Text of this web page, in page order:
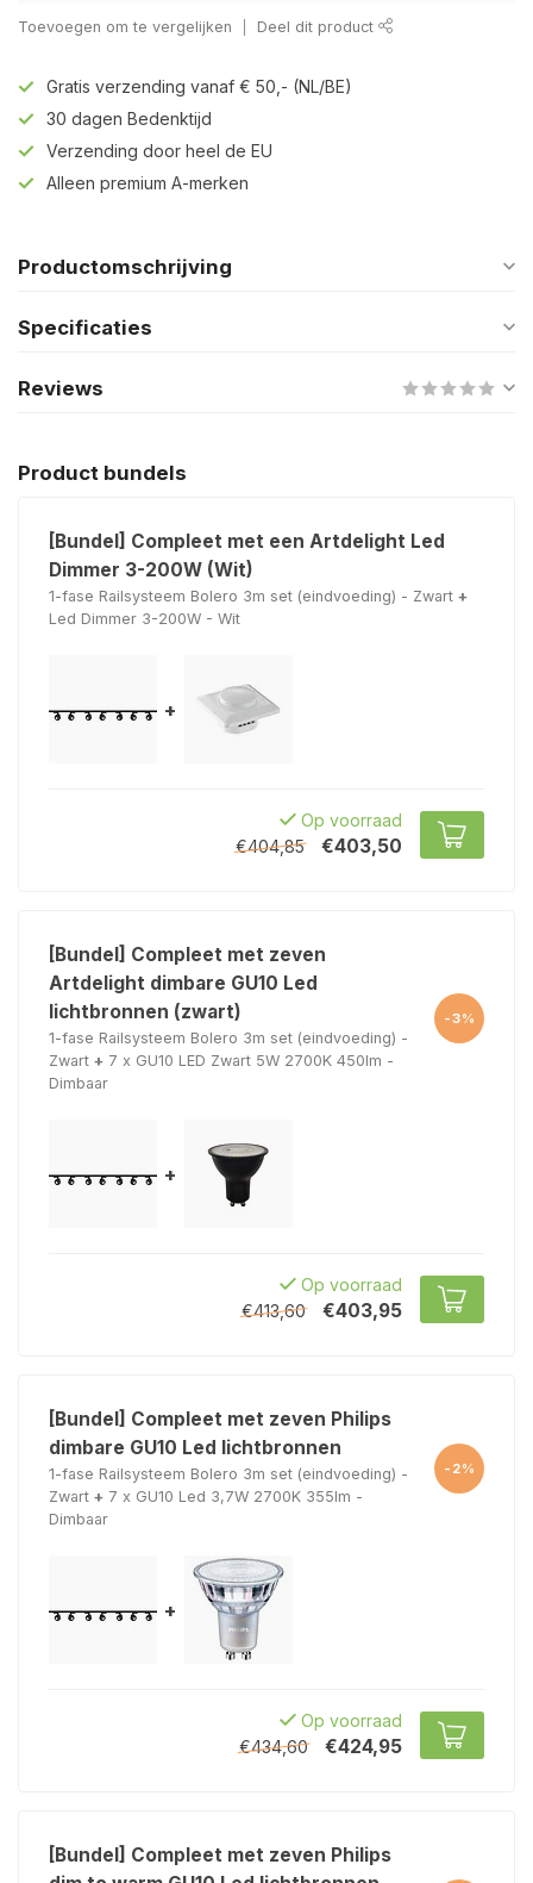
Toevoegen om te vergelijken Deel dit product
Gratis verzending vanaf € 50,- (NL/BE)
30 dagen Bedenktijd
Verzending door heel de EU
Alleen premium A-merken
Productomschrijving
Specificaties
Reviews
Product bundels
[Bundel] Compleet met een Artdelight Led
Dimmer 3-200W (Wit)
1-fase Railsysteem Bolero 3m set (eindvoeding) - Zwart +
Led Dimmer 3-200W - Wit
+
Op voorraad
€404,85
€403,50
[Bundel] Compleet met zeven
Artdelight dimbare GU10 Led
lichtbronnen (zwart)
1-fase Railsysteem Bolero 3m set (eindvoeding) -
Zwart + 7 x GU10 LED Zwart 5W 2700K 450lm -
Dimbaar
-3%
+
Op voorraad
€413,60
€403,95
[Bundel] Compleet met zeven Philips
dimbare GU10 Led lichtbronnen
1-fase Railsysteem Bolero 3m set (eindvoeding) -
Zwart + 7 x GU10 Led 3,7W 2700K 355lm -
Dimbaar
-2%
+
Op voorraad
€434,60
€424,95
[Bundel] Compleet met zeven Philips